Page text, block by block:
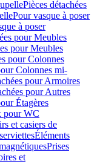
Pièces détachées
Pour vasque à poser
à poser
pour Meubles
pour Meubles
pour Colonnes
Colonnes mi-
pour Armoires
pour Autres
Étagères
pour WC
et casiers de
Éléments
Prises
et